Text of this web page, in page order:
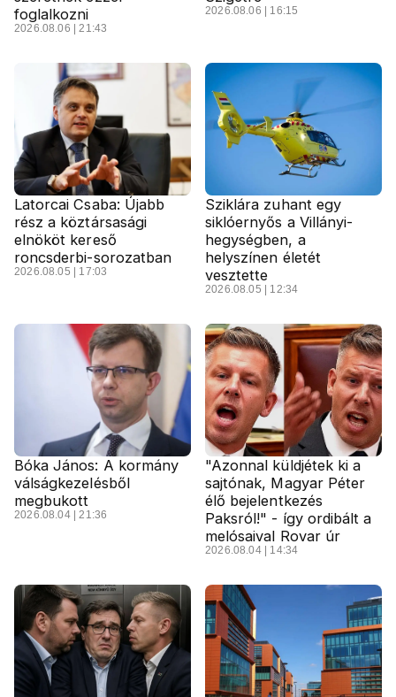
foglalkozni
2026.08.06 | 21:43
2026.08.06 | 16:15
Latorcai Csaba: Újabb
rész a köztársasági
elnököt kereső
roncsderbi-sorozatban
2026.08.05 | 17:03
Sziklára zuhant egy
siklóernyős a Villányi-
hegységben, a
helyszínen életét
vesztette
2026.08.05 | 12:34
Bóka János: A kormány
válságkezelésből
megbukott
2026.08.04 | 21:36
"Azonnal küldjétek ki a
sajtónak, Magyar Péter
élő bejelentkezés
Paksról!" - így ordibált a
melósaival Rovar úr
2026.08.04 | 14:34